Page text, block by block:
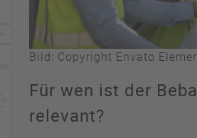
Bild: Copyright Envato
Für wen ist der
relevant?